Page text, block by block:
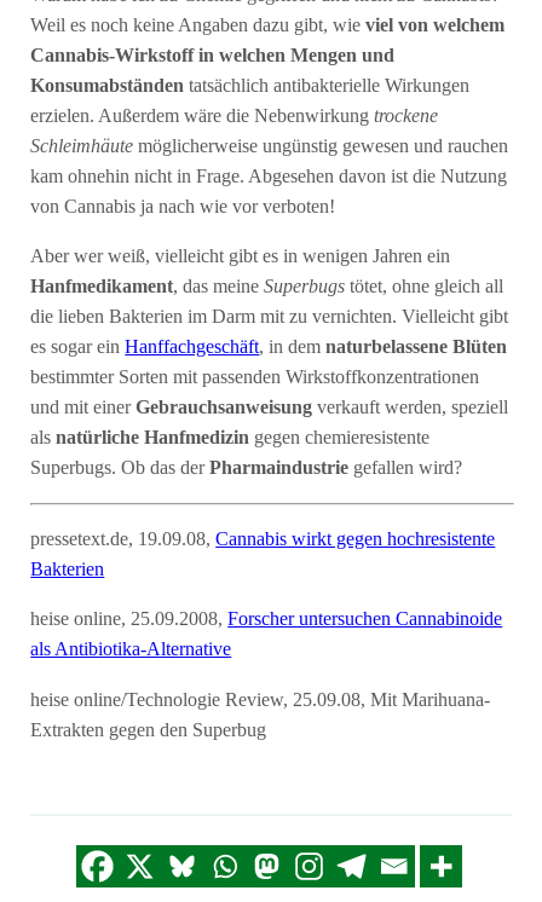
Weil es noch keine Angaben dazu gibt, wieviel von welchem
Cannabis-Wirkstoff in welchen Mengen und
Konsumabständen tatsächlich antibakterielle Wirkungen
erzielen. Außerdem wäre die Nebenwirkungtrockene
Schleimhäute möglicherweise ungünstig gewesen und rauchen
kam ohnehin nicht in Frage. Abgesehen davon ist die Nutzung
von Cannabis ja nach wie vor verboten!
Aber wer weiß, vielleicht gibt es in wenigen Jahren ein
Hanfmedikament, das meineSuperbugs tötet, ohne gleich all
die lieben Bakterien im Darm mit zu vernichten. Vielleicht gibt
es sogar einHanffachgeschäft, in demnaturbelassene Blüten
bestimmter Sorten mit passenden Wirkstoffkonzentrationen
und mit einerGebrauchsanweisung verkauft werden, speziell
alsnatürliche Hanfmedizin gegen chemieresistente
Superbugs. Ob das derPharmaindustrie gefallen wird?
pressetext.de, 19.09.08,Cannabis wirkt gegen hochresistente
Bakterien
heise online, 25.09.2008,Forscher untersuchen Cannabinoide
als Antibiotika-Alternative
heise online/Technologie Review, 25.09.08, Mit Marihuana-
Extrakten gegen den Superbug